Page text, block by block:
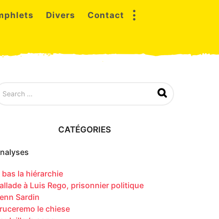
Divers Contact
CATÉGORIES
bas la hiérarchie
à Luis Rego, prisonnier politique
Sardin
le chiese